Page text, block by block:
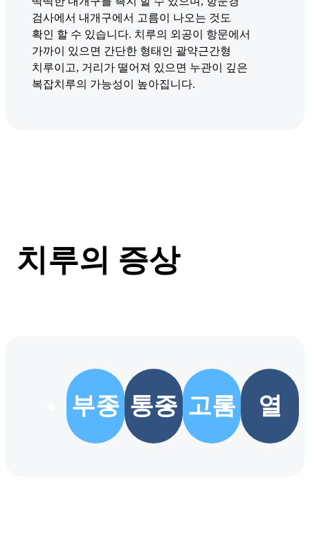
검사에서 내개구에서 고름이 나오는 것도
확인 할 수 있습니다. 치루의 외공이 항문에서
가까이 있으면 간단한 형태인 괄약근간형
치루이고, 거리가 떨어져 있으면 누관이 깊은
복잡치루의 가능성이 높아집니다.
치루의 증상
부종 통증 고름 열